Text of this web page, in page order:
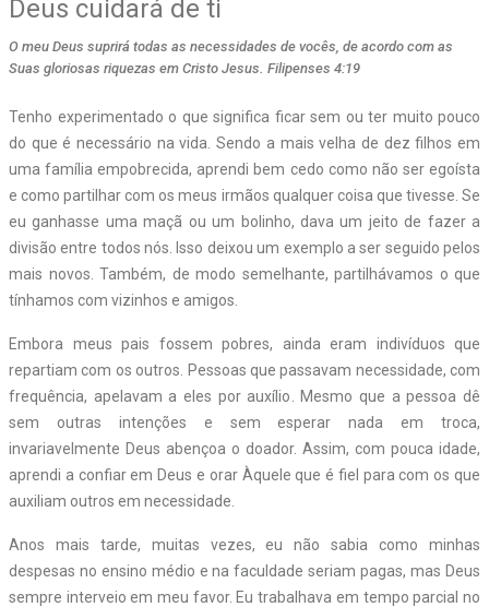
Deus cuidará de ti
O meu Deus suprirá todas as necessidades de vocês, de acordo com as
Suas gloriosas riquezas em Cristo Jesus. Filipenses 4:19
Tenho experimentado o que significa ficar sem ou ter muito pouco
do que é necessário na vida. Sendo a mais velha de dez filhos em
uma família empobrecida, aprendi bem cedo como não ser egoísta
e como partilhar com os meus irmãos qualquer coisa que tivesse. Se
eu ganhasse uma maçã ou um bolinho, dava um jeito de fazer a
divisão entre todos nós. Isso deixou um exemplo a ser seguido pelos
mais novos. Também, de modo semelhante, partilhávamos o que
tínhamos com vizinhos e amigos.
Embora meus pais fossem pobres, ainda eram indivíduos que
repartiam com os outros. Pessoas que passavam necessidade, com
frequência, apelavam a eles por auxílio. Mesmo que a pessoa dê
sem outras intenções e sem esperar nada em troca,
invariavelmente Deus abençoa o doador. Assim, com pouca idade,
aprendi a confiar em Deus e orar Àquele que é fiel para com os que
auxiliam outros em necessidade.
Anos mais tarde, muitas vezes, eu não sabia como minhas
despesas no ensino médio e na faculdade seriam pagas, mas Deus
sempre interveio em meu favor. Eu trabalhava em tempo parcial no